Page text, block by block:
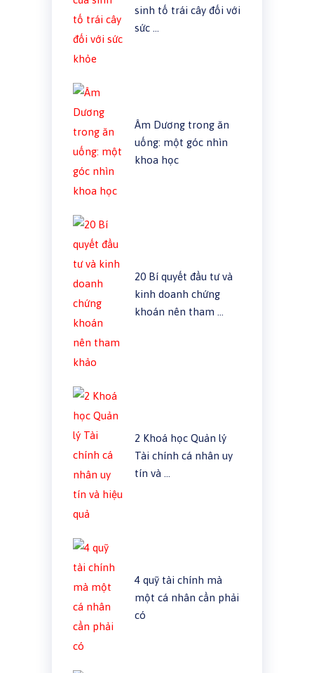
sinh tố trái cây đối với
sức …
Âm Dương trong ăn
uống: một góc nhìn
khoa học
20 Bí quyết đầu tư và
kinh doanh chứng
khoán nên tham …
2 Khoá học Quản lý
Tài chính cá nhân uy
tín và …
4 quỹ tài chính mà
một cá nhân cần phải
có